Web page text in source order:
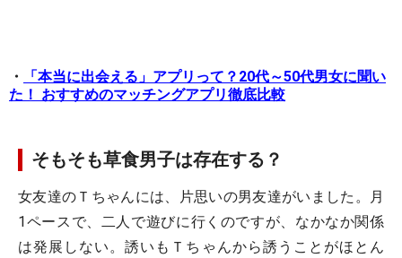
・
「本当に出会える」アプリって？20代～50代男女に聞い
た！ おすすめのマッチングアプリ徹底比較
そもそも草食男子は存在する？
女友達のＴちゃんには、片思いの男友達がいました。月
1ペースで、二人で遊びに行くのですが、なかなか関係
は発展しない。誘いもＴちゃんから誘うことがほとん